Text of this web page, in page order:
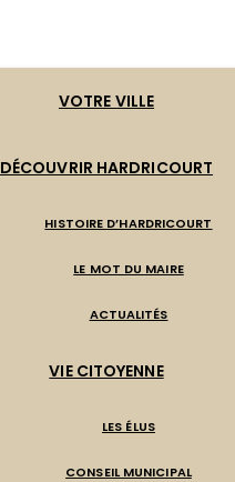
VOTRE VILLE
DÉCOUVRIR HARDRICOURT
HISTOIRE D’HARDRICOURT
LE MOT DU MAIRE
ACTUALITÉS
VIE CITOYENNE
LES ÉLUS
CONSEIL MUNICIPAL